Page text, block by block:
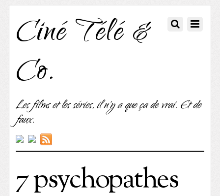
Ciné Télé &
Co.
Les films et les séries, il n'y a que ça de vrai. Et de
faux.
7 psychopathes